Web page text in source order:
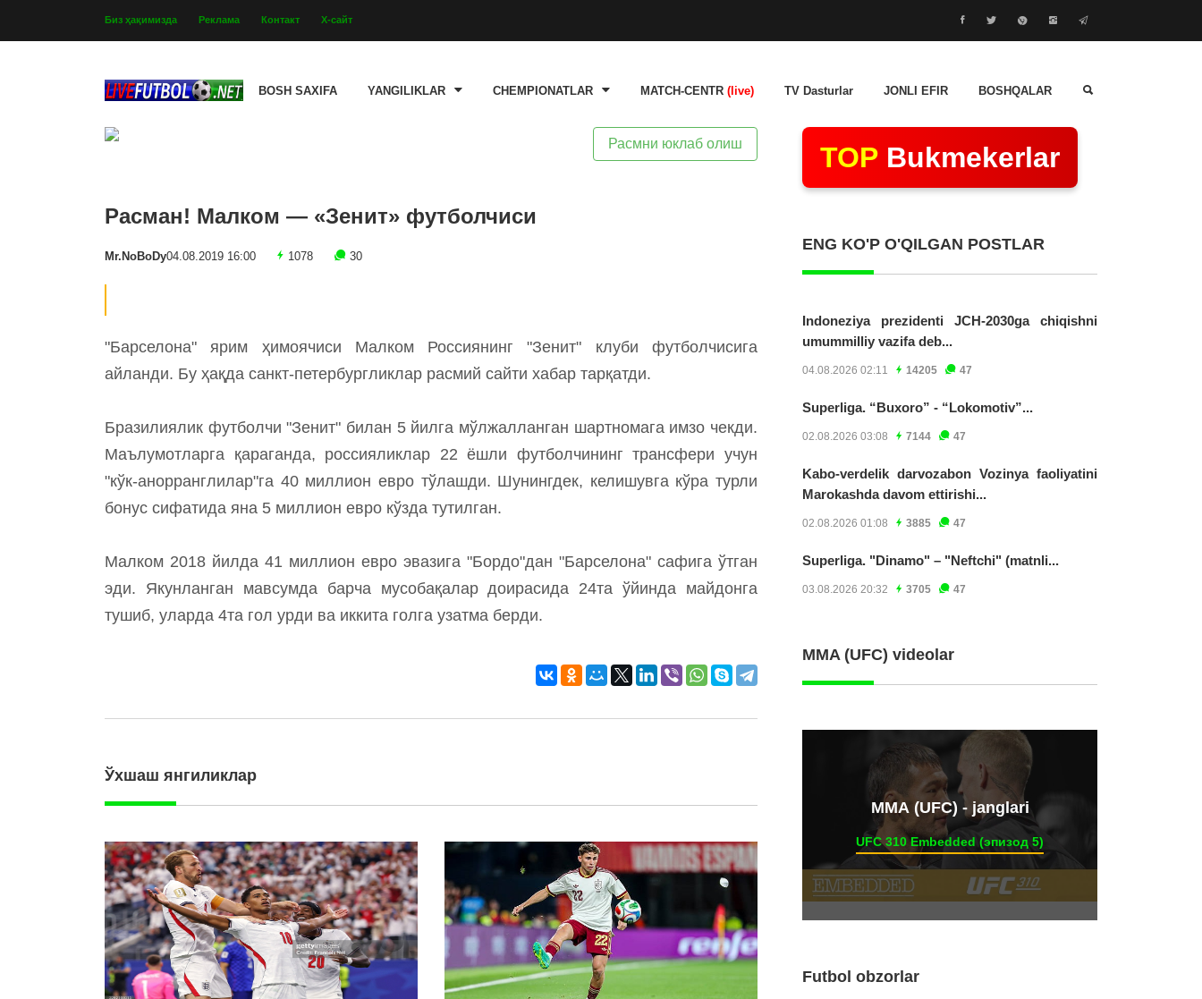
Биз ҳақимизда Реклама Контакт Х-сайт
BOSH SAXIFA YANGILIKLAR CHEMPIONATLAR MATCH-CENTR (live) TV Dasturlar JONLI EFIR BOSHQALAR
Расмни юклаб олиш
Расман! Малком — «Зенит» футболчиси
Mr.NoBoDy04.08.2019 16:00 1078 30
"Барселона" ярим ҳимоячиси Малком Россиянинг "Зенит" клуби футболчисига
айланди. Бу ҳақда санкт-петербургликлар расмий сайти хабар тарқатди.
Бразилиялик футболчи "Зенит" билан 5 йилга мўлжалланган шартномага имзо чекди.
Маълумотларга қараганда, россияликлар 22 ёшли футболчининг трансфери учун
"кўк-анорранглилар"га 40 миллион евро тўлашди. Шунингдек, келишувга кўра турли
бонус сифатида яна 5 миллион евро кўзда тутилган.
Малком 2018 йилда 41 миллион евро эвазига "Бордо"дан "Барселона" сафига ўтган
эди. Якунланган мавсумда барча мусобақалар доирасида 24та ўйинда майдонга
тушиб, уларда 4та гол урди ва иккита голга узатма берди.
Ўхшаш янгиликлар
TOP Bukmekerlar
ENG KO'P O'QILGAN POSTLAR
Indoneziya prezidenti JCH-2030ga chiqishni
umummilliy vazifa deb...
04.08.2026 02:11 14205 47
Superliga. “Buxoro” - “Lokomotiv”...
02.08.2026 03:08 7144 47
Kabo-verdelik darvozabon Vozinya faoliyatini
Marokashda davom ettirishi...
02.08.2026 01:08 3885 47
Superliga. "Dinamo" – "Neftchi" (matnli...
03.08.2026 20:32 3705 47
MMA (UFC) videolar
ММА (UFC) - janglari
UFC 310 Embedded (эпизод 5)
Futbol obzorlar